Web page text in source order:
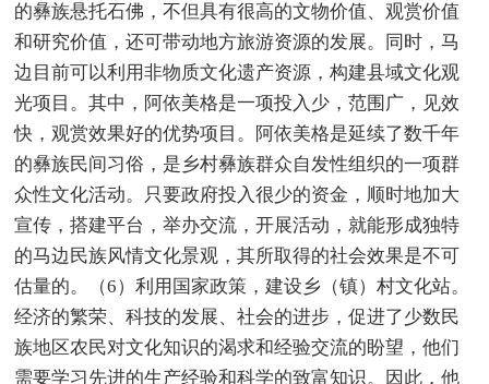
的彝族悬托石佛，不但具有很高的文物价值、观赏价值
和研究价值，还可带动地方旅游资源的发展。同时，马
边目前可以利用非物质文化遗产资源，构建县域文化观
光项目。其中，阿依美格是一项投入少，范围广，见效
快，观赏效果好的优势项目。阿依美格是延续了数千年
的彝族民间习俗，是乡村彝族群众自发性组织的一项群
众性文化活动。只要政府投入很少的资金，顺时地加大
宣传，搭建平台，举办交流，开展活动，就能形成独特
的马边民族风情文化景观，其所取得的社会效果是不可
估量的。（6）利用国家政策，建设乡（镇）村文化站。
经济的繁荣、科技的发展、社会的进步，促进了少数民
族地区农民对文化知识的渴求和经验交流的盼望，他们
需要学习先进的生产经验和科学的致富知识。因此，他